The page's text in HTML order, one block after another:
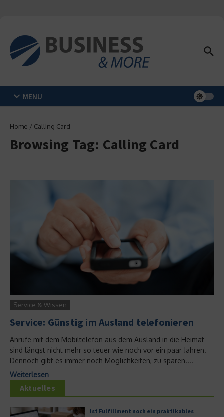
MENU
Home / Calling Card
Browsing Tag: Calling Card
Service & Wissen
Service: Günstig im Ausland telefonieren
Anrufe mit dem Mobiltelefon aus dem Ausland in die Heimat
sind längst nicht mehr so teuer wie noch vor ein paar Jahren.
Dennoch gibt es immer noch Möglichkeiten, zu sparen....
Weiterlesen
Aktuelles
Ist Fulfillment noch ein praktikables